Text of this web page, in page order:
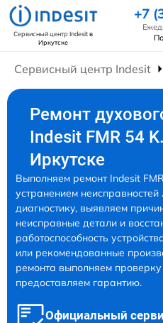
Сервисный центр Indesitв
Иркутске
+7
Сервисный центр Indesit
Ремонт
Indesit FMR 54
Иркутске
Выполняем ремонт Indesit
устранением
диагностику, выявляем
неисправные детали и
работоспособность
или рекомендованные
ремонта выполняем
предоставляем гарантию.
Официальный